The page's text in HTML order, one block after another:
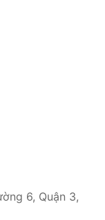
6, Quận 3,